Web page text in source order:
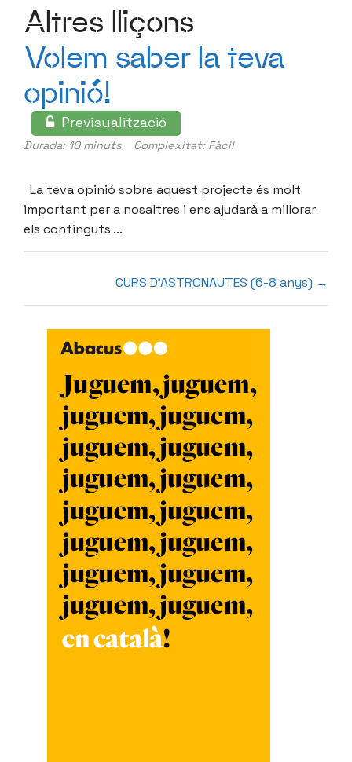
Altres lliçons
Volem saber la teva
opinió!
Previsualització
Durada: 10 minuts Complexitat: Fàcil
La teva opinió sobre aquest projecte és molt
important per a nosaltres i ens ajudarà a millorar
els continguts ...
CURS D’ASTRONAUTES (6-8 anys)